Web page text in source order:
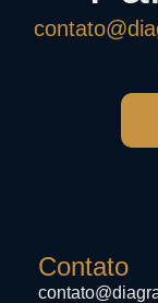
Contato